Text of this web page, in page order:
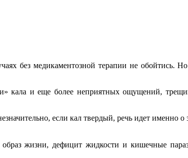
без медикаментозной терапии не обойтись.
кала и еще более неприятных ощущений,
если кал твердый, речь идет именно о
образ жизни, дефицит жидкости и кишечные